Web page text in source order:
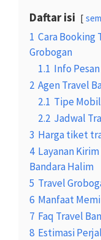
Daftar isi
1 Cara Booking
Grobogan
1.1 Info
2 Agen Travel
2.1 Tipe
2.2 Jadwal
3 Harga tiket
4 Layanan
Bandara Halim
5 Travel
6 Manfaat
7 Faq Travel
8 Estimasi